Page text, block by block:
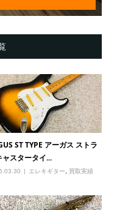
ST TYPE アーガス ストラ
ャスタータイ...
エレキギター 買取実績